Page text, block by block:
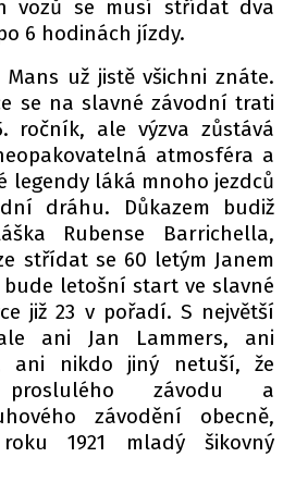
vozů se musí střídat dva
6 hodinách jízdy.
už jistě všichni znáte.
se na slavné závodní trati
ročník, ale výzva zůstává
atmosféra a
legendy láká mnoho jezdců
dráhu. Důkazem budiž
Rubense Barrichella,
střídat se 60 letým Janem
bude letošní start ve slavné
již 23 v pořadí. S největší
ani Jan Lammers, ani
ani nikdo jiný netuší, že
závodu a
závodění obecně,
1921 mladý šikovný